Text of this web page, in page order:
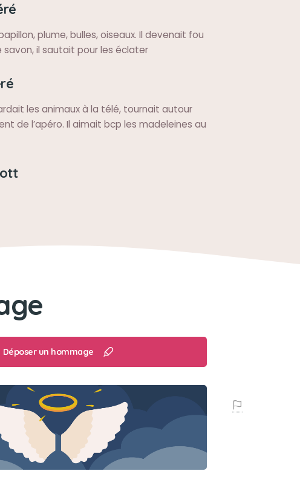
plume, bulles, oiseaux. Il devenait fou
savon, il sautait pour les éclater
les animaux à la télé, tournait autour
de l’apéro. Il aimait bcp les madeleines au
Déposer un hommage